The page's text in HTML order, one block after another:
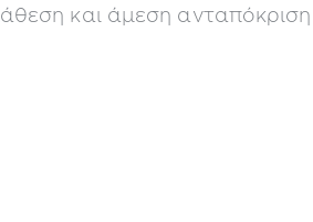
και άμεση